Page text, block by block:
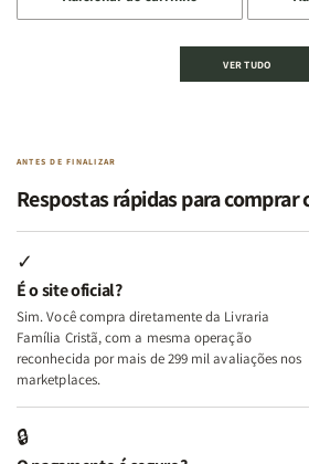
de
|
Minhas
Lutas
e
Deus
+
A
Mulher
de
Edificando
Eu,
Minhas
Lutas
+
A
de
Kit
VER TUDO
ANTES DE FINALIZAR
Respostas rápidas para comprar
✓
É o site oficial?
Sim. Você compra diretamente da Livraria
Família Cristã, com a mesma operação
reconhecida por mais de 299 mil avaliações nos
marketplaces.
🔒